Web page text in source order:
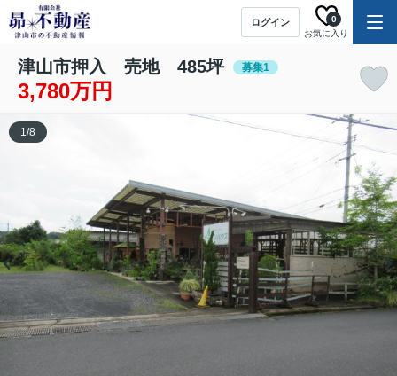
ログイン
お気に入り
0
津山市押入 売地 485坪 募集1
3,780万円
1/8